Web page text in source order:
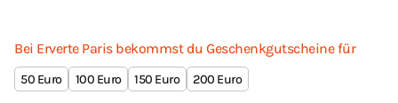
Bei Erverte Paris bekommst du Geschenkgutscheine für
50 100 150 200